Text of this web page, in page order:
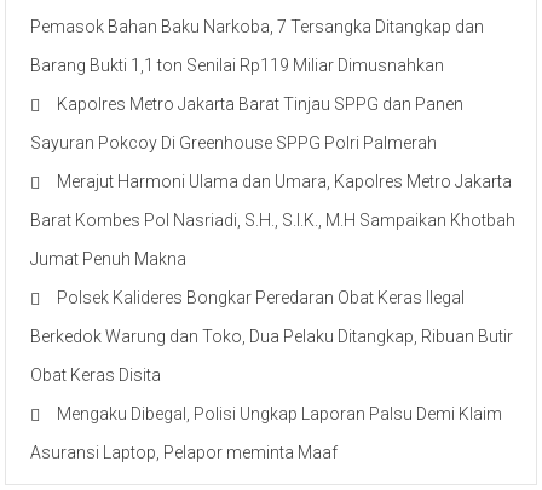
Pemasok Bahan Baku Narkoba, 7 Tersangka Ditangkap dan
Barang Bukti 1,1 ton Senilai Rp119 Miliar Dimusnahkan
Kapolres Metro Jakarta Barat Tinjau SPPG dan Panen
Sayuran Pokcoy Di Greenhouse SPPG Polri Palmerah
Merajut Harmoni Ulama dan Umara, Kapolres Metro Jakarta
Barat Kombes Pol Nasriadi, S.H., S.I.K., M.H Sampaikan Khotbah
Jumat Penuh Makna
Polsek Kalideres Bongkar Peredaran Obat Keras Ilegal
Berkedok Warung dan Toko, Dua Pelaku Ditangkap, Ribuan Butir
Obat Keras Disita
Mengaku Dibegal, Polisi Ungkap Laporan Palsu Demi Klaim
Asuransi Laptop, Pelapor meminta Maaf